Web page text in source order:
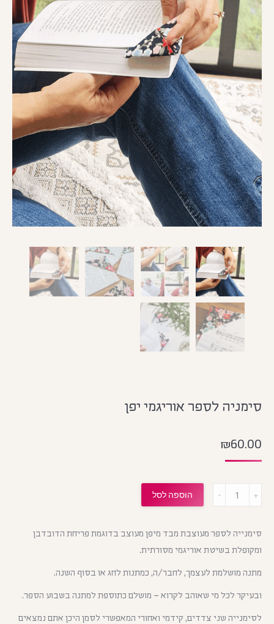
סימניה לספר אוריגמי יפן
₪60.00
סימנייה לספר מעוצבת מבד מיפן מעוצב בדוגמת פריחת הדובדבן
ומקופלת בשיטת אוריגמי מסורתית.
מתנה מושלמת לעצמך, לחבר/ה, כמתנות לחג או בסוף השנה.
ובעיקר לכל מי שאוהב לקרוא – מושלם כתוספת למתנה בשבוע הספר.
לסימנייה שני צדדים, קידמי ואחורי המאפשרי לסמן היכן אתם נמצאים
הוספה לסל